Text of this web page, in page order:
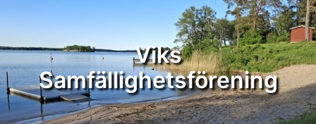
Viks
Samfällighetsförening